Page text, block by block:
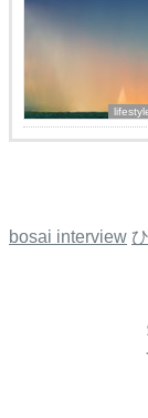
bosai interview